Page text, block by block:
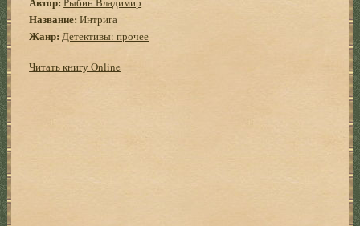
Название: Интрига
Жанр: Детективы: прочее
Читать книгу Online